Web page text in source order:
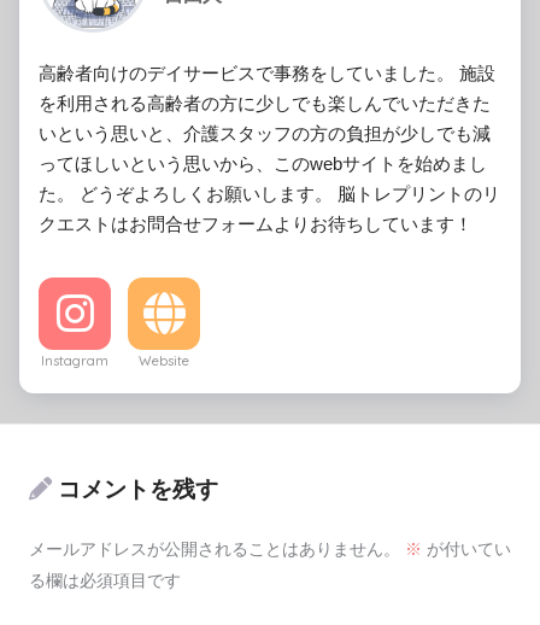
高齢者向けのデイサービスで事務をしていました。 施設
を利用される高齢者の方に少しでも楽しんでいただきた
いという思いと、介護スタッフの方の負担が少しでも減
ってほしいという思いから、このwebサイトを始めまし
た。 どうぞよろしくお願いします。 脳トレプリントのリ
クエストはお問合せフォームよりお待ちしています！
Instagram Website
コメントを残す
メールアドレスが公開されることはありません。 ※ が付いてい
る欄は必須項目です